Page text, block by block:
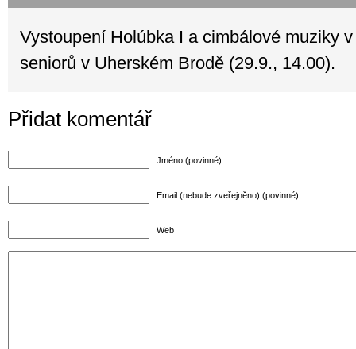
Vystoupení Holúbka I a cimbálové muziky
seniorů v Uherském Brodě (29.9., 14.00).
Přidat komentář
Jméno (povinné)
Email (nebude zveřejněno) (povinné)
Web